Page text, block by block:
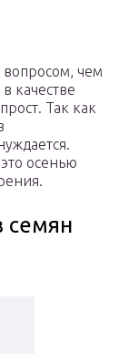
вопросом, чем
качестве
Так как
осенью
семян